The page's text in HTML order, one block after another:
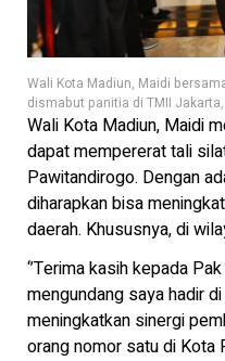
Wali Kota Madiun, Maidi
dismabut panitia di TMII
Wali Kota Madiun, Maidi
dapat mempererat tali
Pawitandirogo. Dengan
diharapkan bisa
daerah. Khususnya, di
‘’Terima kasih kepada
mengundang saya hadir
meningkatkan sinergi
orang nomor satu di Kota